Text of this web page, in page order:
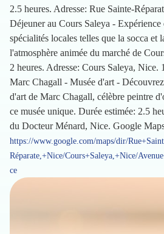
2.5 heures. Adresse: Rue Sainte-
Déjeuner au Cours Saleya -
spécialités locales telles que la socca et
l'atmosphère animée du marché de
2 heures. Adresse: Cours Saleya, Nice.
Marc Chagall - Musée d'art -
d'art de Marc Chagall, célèbre peintre
ce musée unique. Durée estimée: 2.5
du Docteur Ménard, Nice. Google
https://www.google.com/maps/dir/
Réparate,+Nice/Cours+Saleya,+Nice/
ce